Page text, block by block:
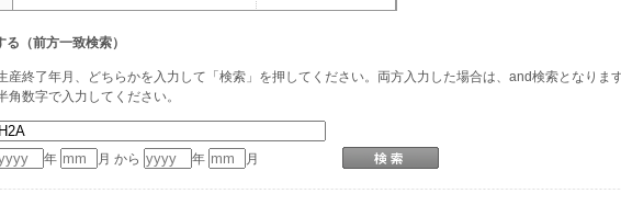
（前方一致検索）
産終了年月、どちらかを入力して「検索」を押してください。両方入力した場合は、and検索となります
角数字で入力してください。
年 月 から 年 月